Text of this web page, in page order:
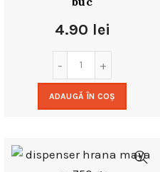
4.90 lei
ADAUGĂ ÎN COȘ